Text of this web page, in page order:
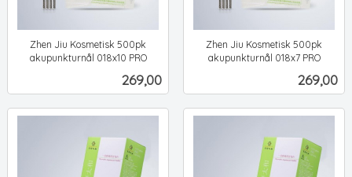
Zhen Jiu Kosmetisk 500pk
akupunkturnål 018x10 PRO
Pris
269,00
Zhen Jiu Kosmetisk 500pk
akupunkturnål 018x7 PRO
Pris
269,00